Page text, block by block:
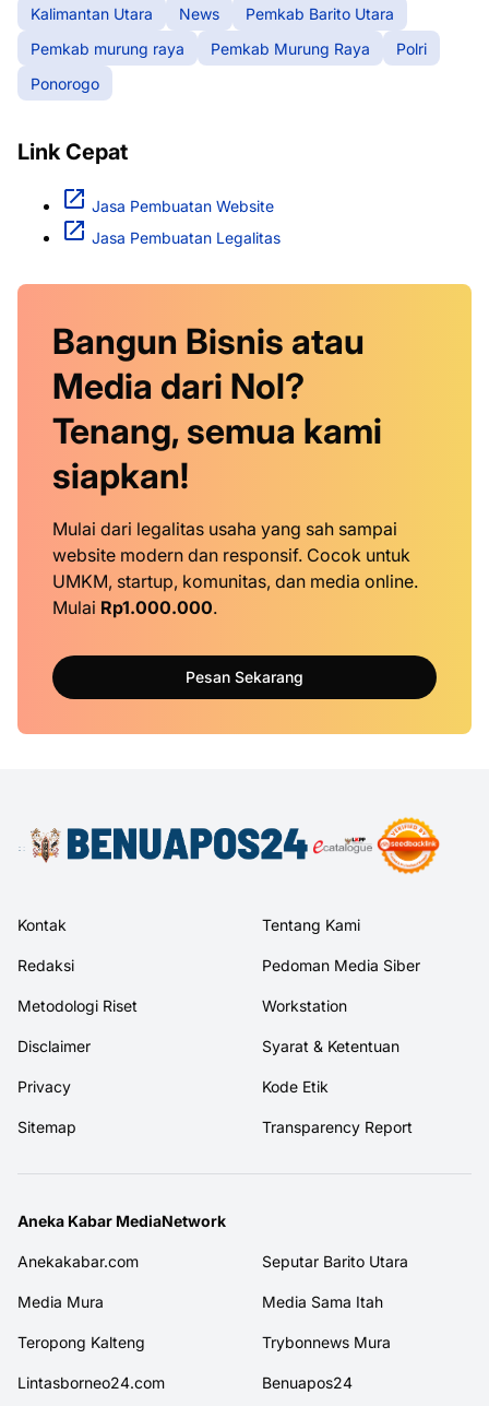
Kalimantan Utara
News
Pemkab Barito Utara
Pemkab murung raya
Pemkab Murung Raya
Polri
Ponorogo
Link Cepat
Jasa Pembuatan Website
Jasa Pembuatan Legalitas
Bangun Bisnis atau
Media dari Nol?
Tenang, semua kami
siapkan!
Mulai dari legalitas usaha yang sah sampai
website modern dan responsif. Cocok untuk
UMKM, startup, komunitas, dan media online.
Mulai Rp1.000.000.
Pesan Sekarang
Kontak Tentang Kami
Redaksi Pedoman Media Siber
Metodologi Riset Workstation
Disclaimer Syarat & Ketentuan
Privacy Kode Etik
Sitemap Transparency Report
Aneka Kabar MediaNetwork
Anekakabar.com Seputar Barito Utara
Media Mura Media Sama Itah
Teropong Kalteng Trybonnews Mura
Lintasborneo24.com Benuapos24